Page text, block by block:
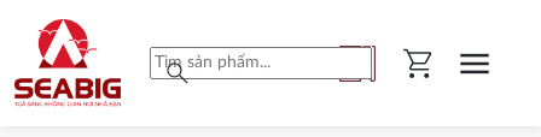
search shopping_cart menu